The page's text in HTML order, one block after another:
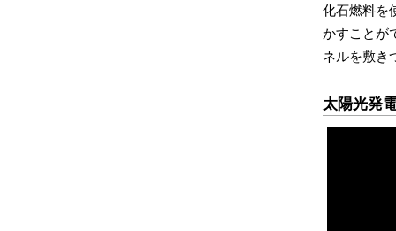
化石燃料を
かすことが
ネルを敷き
太陽光発